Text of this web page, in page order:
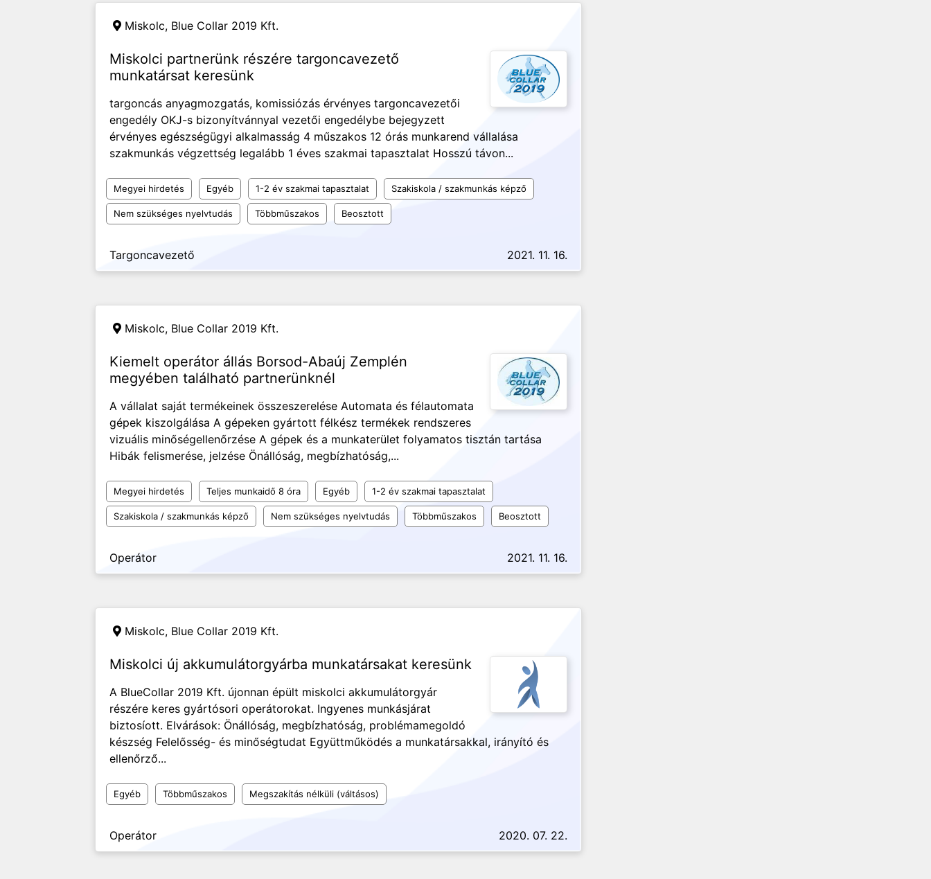
Miskolc, Blue Collar 2019 Kft.
Miskolci partnerünk részére targoncavezető
munkatársat keresünk
targoncás anyagmozgatás, komissiózás érvényes targoncavezetői
engedély OKJ-s bizonyítvánnyal vezetői engedélybe bejegyzett
érvényes egészségügyi alkalmasság 4 műszakos 12 órás munkarend vállalása
szakmunkás végzettség legalább 1 éves szakmai tapasztalat Hosszú távon...
Megyei hirdetés Egyéb 1-2 év szakmai tapasztalat Szakiskola / szakmunkás képző
Nem szükséges nyelvtudás Többműszakos Beosztott
Targoncavezető 2021. 11. 16.
Miskolc, Blue Collar 2019 Kft.
Kiemelt operátor állás Borsod-Abaúj Zemplén
megyében található partnerünknél
A vállalat saját termékeinek összeszerelése Automata és félautomata
gépek kiszolgálása A gépeken gyártott félkész termékek rendszeres
vizuális minőségellenőrzése A gépek és a munkaterület folyamatos tisztán tartása
Hibák felismerése, jelzése Önállóság, megbízhatóság,...
Megyei hirdetés Teljes munkaidő 8 óra Egyéb 1-2 év szakmai tapasztalat
Szakiskola / szakmunkás képző Nem szükséges nyelvtudás Többműszakos Beosztott
Operátor 2021. 11. 16.
Miskolc, Blue Collar 2019 Kft.
Miskolci új akkumulátorgyárba munkatársakat keresünk
A BlueCollar 2019 Kft. újonnan épült miskolci akkumulátorgyár
részére keres gyártósori operátorokat. Ingyenes munkásjárat
biztosíott. Elvárások: Önállóság, megbízhatóság, problémamegoldó
készség Felelősség- és minőségtudat Együttműködés a munkatársakkal, irányító és
ellenőrző...
Egyéb Többműszakos Megszakítás nélküli (váltásos)
Operátor 2020. 07. 22.